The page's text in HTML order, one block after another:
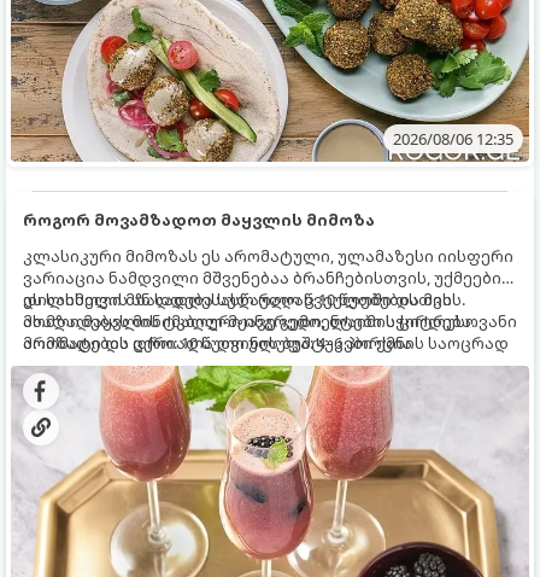
2026/08/06 12:35
როგორ მოვამზადოთ მაყვლის მიმოზა
კლასიკური მიმოზას ეს არომატული, ულამაზესი იისფერი
ვარიაცია ნამდვილი მშვენებაა ბრანჩებისთვის, უქმეების
დილისთვის ან სადღესასწაულო წვეულებებისთვის.
ახალი მაყვლის ტკბილ-მჟავე გემო, ლაიმის ციტრუსოვანი
არომატი და ცქრიალა ღვინის ბუშტუკები ქმნის საოცრად
დახვეწილ და მაგრილებელ კოქტეილს.
ეს სასმელი მზადდება სულ რაღაც 10 წუთში და მის
მომზადებას მინიმალური ინგრედიენტები სჭირდება.
მომზადების დრო: 10 წუთი ულუფა: 4–6 პორცია